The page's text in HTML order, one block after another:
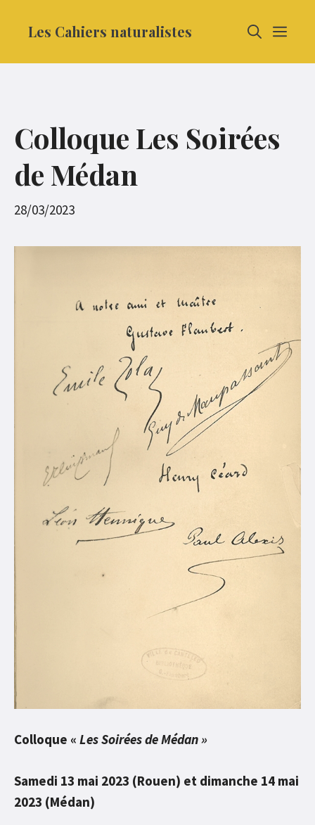
Les Cahiers naturalistes
Colloque Les Soirées
de Médan
28/03/2023
Colloque « Les Soirées de Médan »
Samedi 13 mai 2023 (Rouen) et dimanche 14 mai
2023 (Médan)